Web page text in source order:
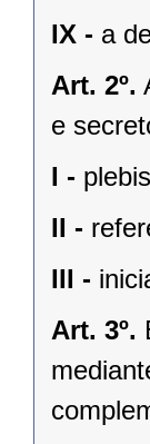
IX - a
Art. 2º.
e
I -
II -
III -
Art. 3º.